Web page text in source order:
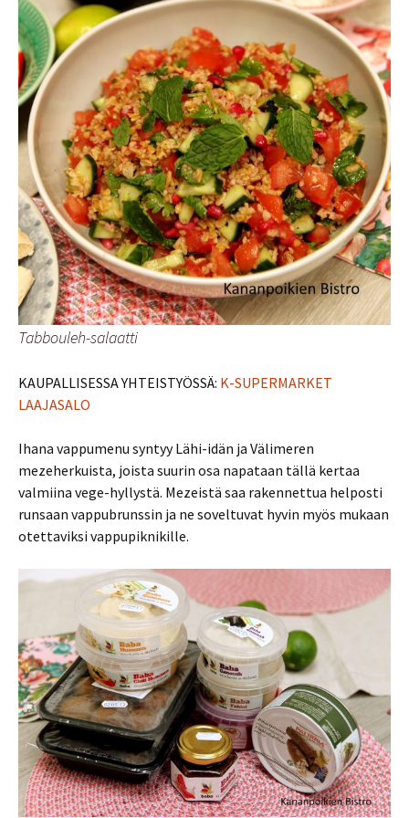
Tabbouleh-salaatti
KAUPALLISESSA YHTEISTYÖSSÄ: K-SUPERMARKET
LAAJASALO
Ihana vappumenu syntyy Lähi-idän ja Välimeren
mezeherkuista, joista suurin osa napataan tällä kertaa
valmiina vege-hyllystä. Mezeistä saa rakennettua helposti
runsaan vappubrunssin ja ne soveltuvat hyvin myös mukaan
otettaviksi vappupiknikille.